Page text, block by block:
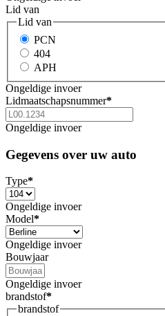
Lid van
Lid van
PCN
404
APH
Ongeldige invoer
Lidmaatschapsnummer*
Ongeldige invoer
Gegevens over uw auto
Type*
Ongeldige invoer
Model*
Ongeldige invoer
Bouwjaar
Ongeldige invoer
brandstof*
brandstof